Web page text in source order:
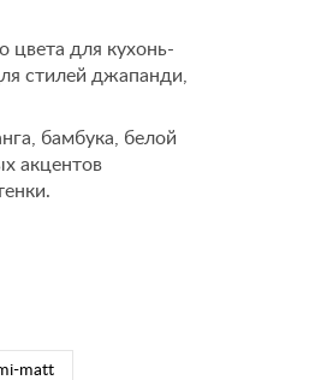
цвета для кухонь-
стилей джапанди,
бамбука, белой
акцентов
matt